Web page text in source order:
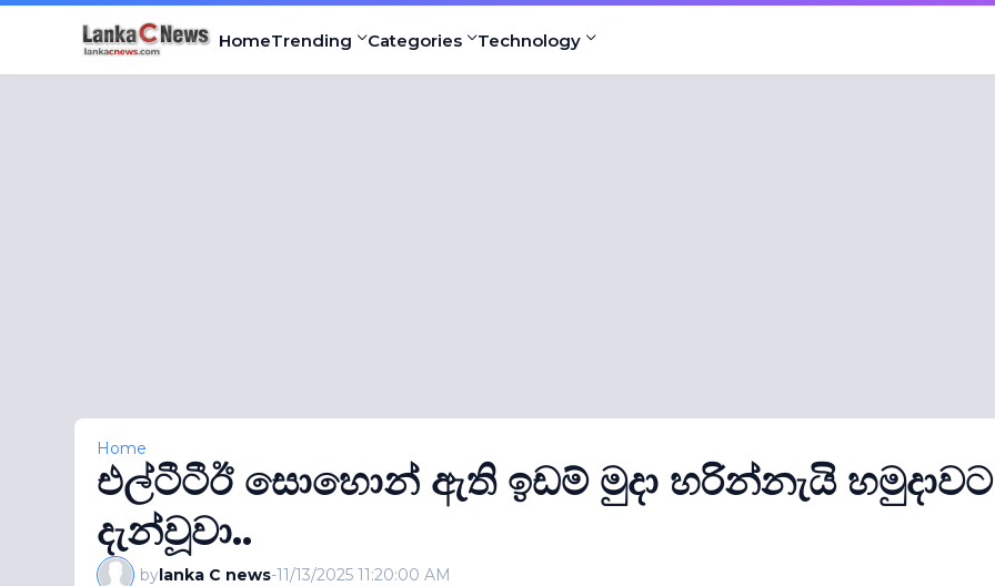
HomeTrending Categories Technology
Home
එල්ටීටීඊ සොහොන් ඇති ඉඩම් මුදා හරින්නැයි හමුදාවට
දැන්වූවා..
bylanka C news-11/13/2025 11:20:00 AM